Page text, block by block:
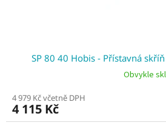
SP 80 40 Hobis - Přístavná
Obvykle
4 979 Kč včetně DPH
4 115 Kč